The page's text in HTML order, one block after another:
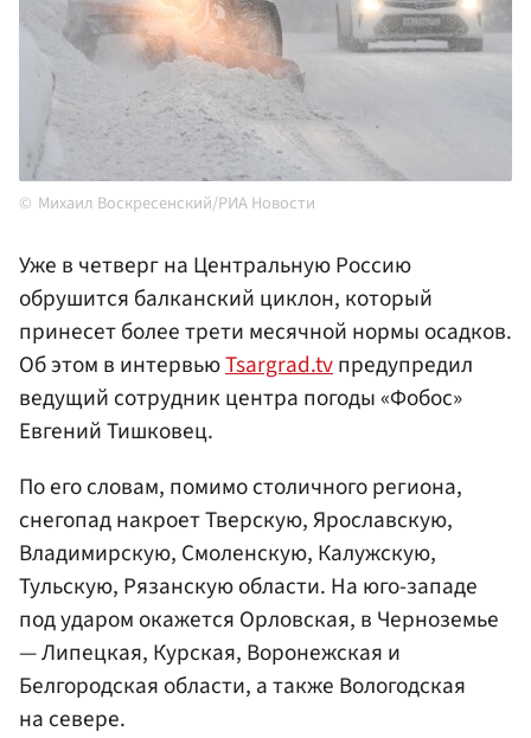
Михаил Воскресенский/РИА Новости
Уже в четверг на Центральную Россию
обрушится балканский циклон, который
принесет более трети месячной нормы осадков.
Об этом в интервьюTsargrad.tvпредупредил
ведущий сотрудник центра погоды «Фобос»
Евгений Тишковец.
По его словам, помимо столичного региона,
снегопад накроет Тверскую, Ярославскую,
Владимирскую, Смоленскую, Калужскую,
Тульскую, Рязанскую области. На юго-западе
под ударом окажется Орловская, в Черноземье
— Липецкая, Курская, Воронежская и
Белгородская области, а также Вологодская
на севере.